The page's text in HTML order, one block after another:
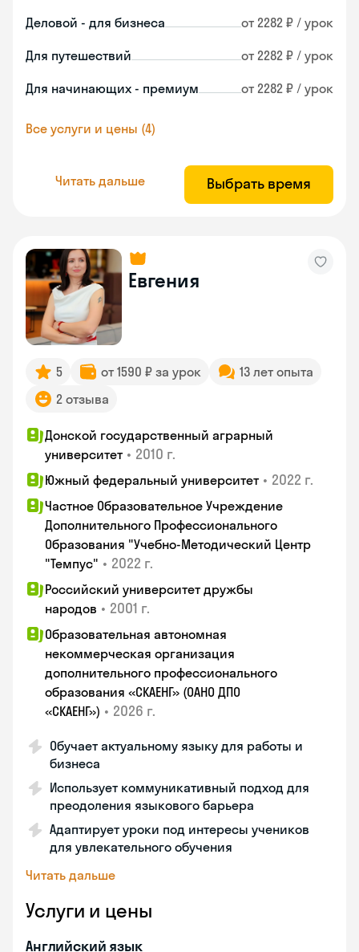
Деловой - для бизнеса от 2282 ₽ / урок
Для путешествий от 2282 ₽ / урок
Для начинающих - премиум от 2282 ₽ / урок
Все услуги и цены (4)
Читать дальше Выбрать время
Евгения
5 от 1590 ₽ за урок
13 лет опыта
2 отзыва
Донской государственный аграрный
университет • 2010 г.
Южный федеральный университет • 2022 г.
Частное Образовательное Учреждение
Дополнительного Профессионального
Образования "Учебно-Методический Центр
"Темпус" • 2022 г.
Российский университет дружбы
народов • 2001 г.
Образовательная автономная
некоммерческая организация
дополнительного профессионального
образования «СКАЕНГ» (ОАНО ДПО
«СКАЕНГ») • 2026 г.
Обучает актуальному языку для работы и
бизнеса
Использует коммуникативный подход для
преодоления языкового барьера
Адаптирует уроки под интересы учеников
для увлекательного обучения
Читать дальше
Услуги и цены
Английский язык